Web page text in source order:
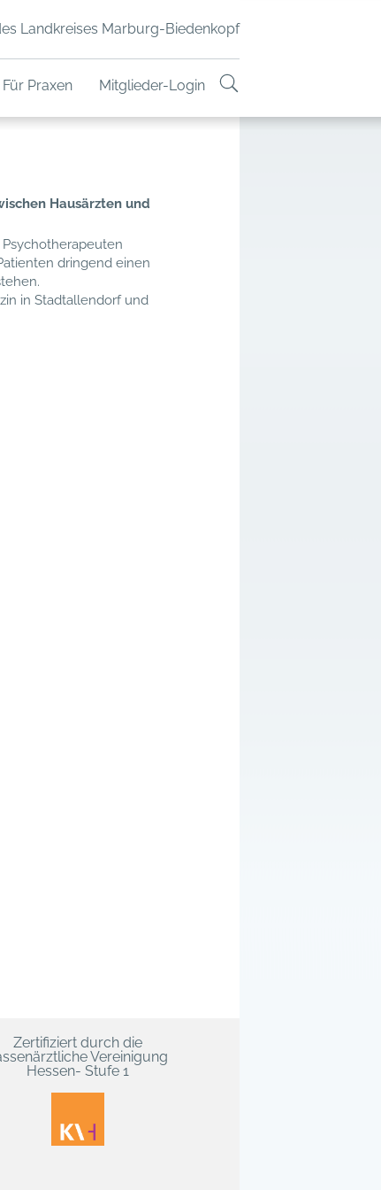
Landkreises Marburg-Biedenkopf
Für Praxen Mitglieder-Login
Hausärzten und
dringend einen
in Stadtallendorf und
Zertifiziert durch die
Vereinigung
Hessen- Stufe 1